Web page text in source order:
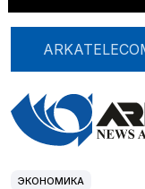
ЭКОНОМИКА